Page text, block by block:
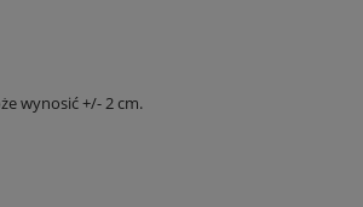
wynosić +/- 2 cm.